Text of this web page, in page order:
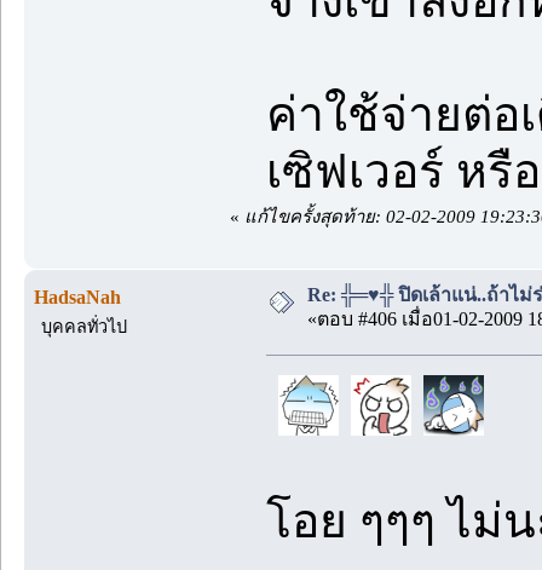
ค่าใช้จ่ายต่อ
เซิฟเวอร์ หรื
« แก้ไขครั้งสุดท้าย: 02-02-2009
HadsaNah
บุคคลทั่วไป
Re: ╬═♥╬ ปิดเล้าแน่..ถ้าไ
«ตอบ #406 เมื่อ01-02-2009
โอย ๆๆๆ ไม่